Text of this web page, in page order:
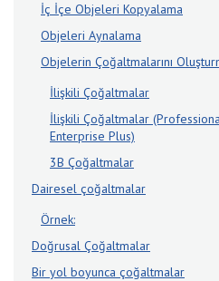
İç İçe Objeleri Kopyalama
Objeleri Aynalama
Objelerin Çoğaltmalarını
İlişkili Çoğaltmalar
İlişkili Çoğaltmalar
Enterprise Plus)
3B Çoğaltmalar
Dairesel çoğaltmalar
Örnek:
Doğrusal Çoğaltmalar
Bir yol boyunca çoğaltmalar